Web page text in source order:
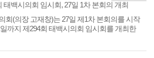
태백시의회 임시회, 27일 1차 본회의 개최
회(의장 고재창)는 27일 제1차 본회의를 시작
까지 제294회 태백시의회 임시회를 개최한